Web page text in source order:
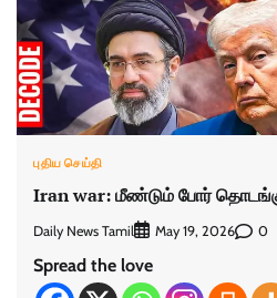
புதிய செய்தி
Iran war: மீண்டும் போர்
Daily News Tamil May 19, 2026 0
Spread the love